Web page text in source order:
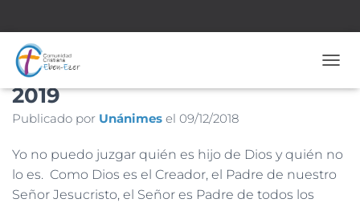
Nº 1.797 – 9 de Diciembre de
2019
Publicado por Unánimes el 09/12/2018
Yo no puedo juzgar quién es hijo de Dios y quién no
lo es. Como Dios es el Creador, el Padre de nuestro
Señor Jesucristo, el Señor es Padre de todos los